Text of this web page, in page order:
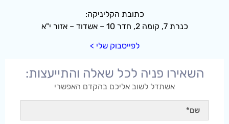
כתובת הקליניקה:
כנרת 7, קומה 2, חדר 10 – אשדוד – אזור י"א
לפייסבוק שלי >
השאירו פניה לכל שאלה והתייעצות:
אשתדל לשוב אליכם בהקדם האפשרי